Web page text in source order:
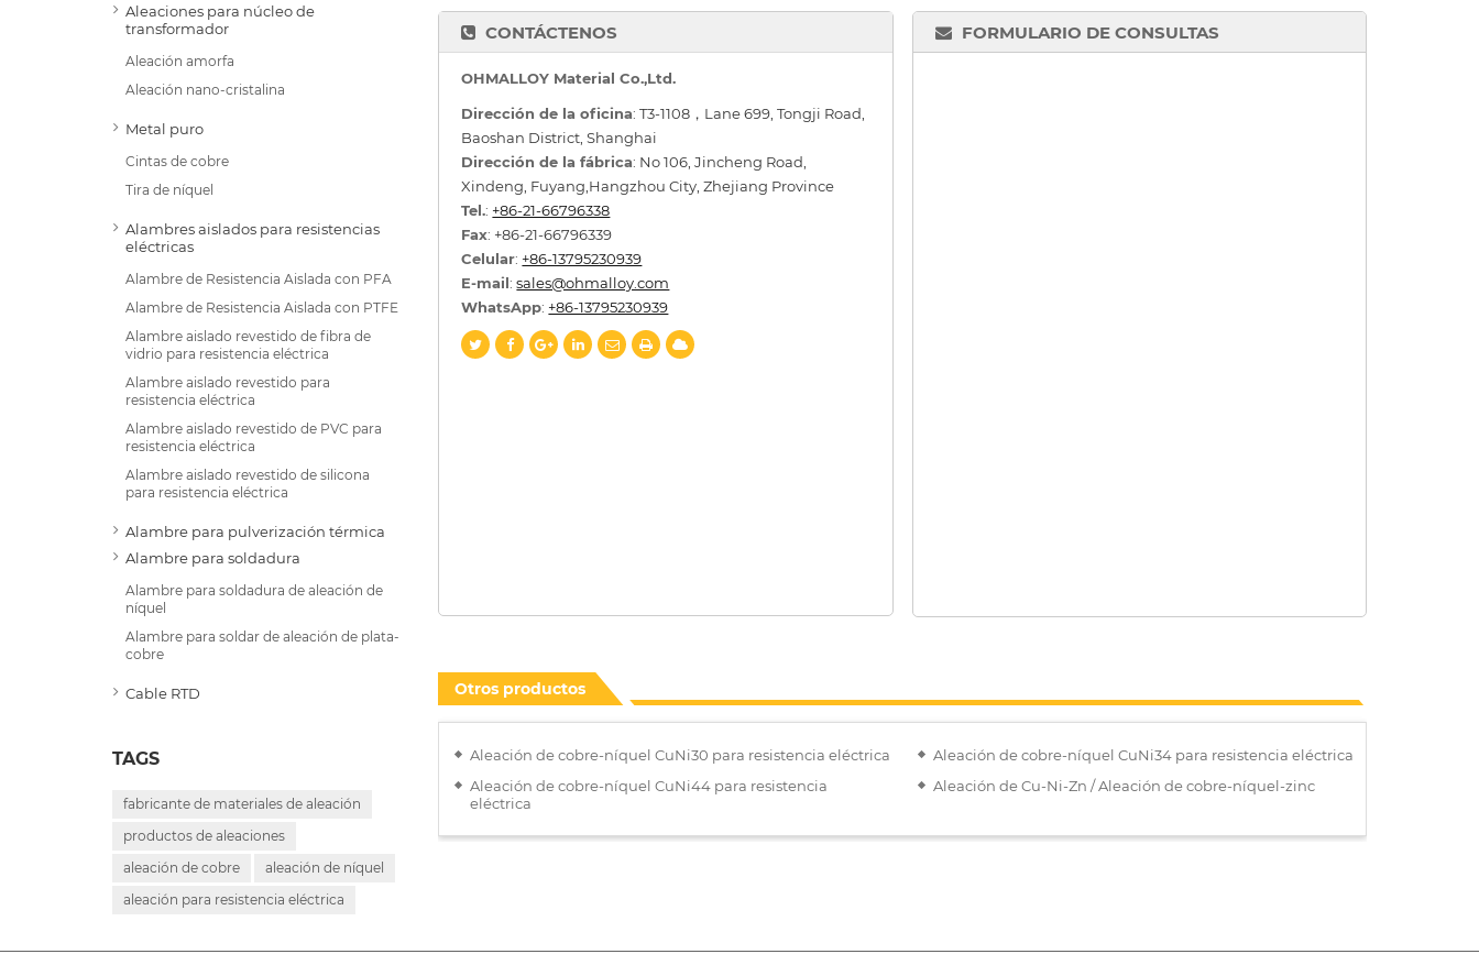
FORMULARIO DE CONSULTAS
CONTÁCTENOS
OHMALLOY Material Co.,Ltd.
Dirección de la oficina: T3-1108，Lane 699, Tongji Road,
Baoshan District, Shanghai
Dirección de la fábrica: No 106, Jincheng Road,
Xindeng, Fuyang,Hangzhou City, Zhejiang Province
Tel.: +86-21-66796338
Fax: +86-21-66796339
Celular: +86-13795230939
E-mail:sales@ohmalloy.com
WhatsApp: +86-13795230939
Otros productos
Aleación de cobre-níquel CuNi30 para resistencia eléctrica
Aleación de cobre-níquel CuNi34 para resistencia eléctrica
Aleación de cobre-níquel CuNi44 para resistencia
eléctrica
Aleación de Cu-Ni-Zn / Aleación de cobre-níquel-zinc
Aleaciones para núcleo de
transformador
Aleación amorfa
Aleación nano-cristalina
Metal puro
Cintas de cobre
Tira de níquel
Alambres aislados para resistencias
eléctricas
Alambre de Resistencia Aislada con PFA
Alambre de Resistencia Aislada con PTFE
Alambre aislado revestido de fibra de
vidrio para resistencia eléctrica
Alambre aislado revestido para
resistencia eléctrica
Alambre aislado revestido de PVC para
resistencia eléctrica
Alambre aislado revestido de silicona
para resistencia eléctrica
Alambre para pulverización térmica
Alambre para soldadura
Alambre para soldadura de aleación de
níquel
Alambre para soldar de aleación de plata-
cobre
Cable RTD
TAGS
fabricante de materiales de aleación
productos de aleaciones
aleación de cobre
aleación de níquel
aleación para resistencia eléctrica